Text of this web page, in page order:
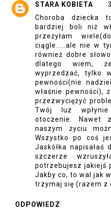
STARA KOBIETA
Choroba dziecka
bardziej boli niż
przeżyłam
ciągle.....ale nie w
również dobre
dlatego wiem,
wyprzedzać, tylko
pewności(nie
właśnie pewności),
przezwyciężyć
Twój luz
otoczenie. Nawet
naszym życiu
Wszystko po coś
Jaskółka napisałaś
szczerze
potrzebujesz jakiejś
Jakby co, to wal jak
trzymaj się (razem z
ODPOWIEDZ